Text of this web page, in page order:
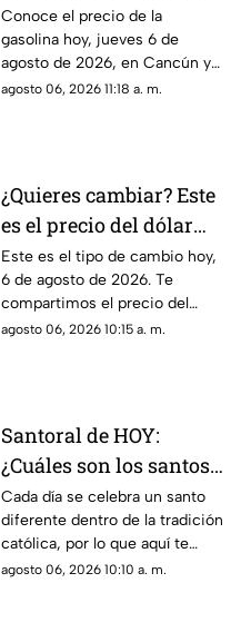
precio de la gasolina en
Quintana Roo HOY,
jueves 6 de agosto de
2026
Conoce el precio de la
gasolina hoy, jueves 6 de
agosto de 2026, en Cancún y
el resto de Quintana Roo. Este
agosto 06, 2026 11:18 a. m.
¿Quieres cambiar? Este
es el precio del dólar
estadounidense HOY, 6
de agosto de 2026 en
Cancún
Este es el tipo de cambio hoy,
6 de agosto de 2026. Te
compartimos el precio del
dólar hoy en Cancún, así como
agosto 06, 2026 10:15 a. m.
Santoral de HOY:
¿Cuáles son los santos
que se celebran este
jueves 6 de agosto de
2026?
Cada día se celebra un santo
diferente dentro de la tradición
católica, por lo que aquí te
compartimos el santoral
agosto 06, 2026 10:10 a. m.